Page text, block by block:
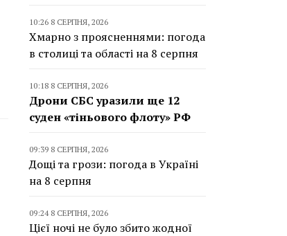
10:26 8 СЕРПНЯ, 2026
Хмарно з проясненнями: погода
в столиці та області на 8 серпня
10:18 8 СЕРПНЯ, 2026
Дрони СБС уразили ще 12
суден «тіньового флоту» РФ
09:39 8 СЕРПНЯ, 2026
Дощі та грози: погода в Україні
на 8 серпня
09:24 8 СЕРПНЯ, 2026
Цієї ночі не було збито жодної